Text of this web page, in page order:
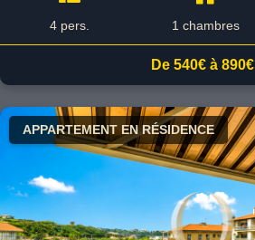
4 pers. 1 chambres
De 540€ à 890€
APPARTEMENT EN RÉSIDENCE